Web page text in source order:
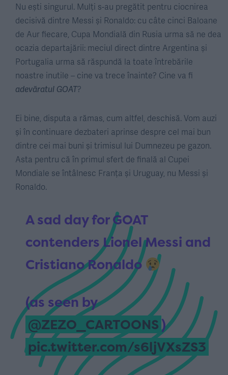
Nu ești singurul. Mulți s-au pregătit pentru ciocnirea
decisivă dintre Messi și Ronaldo: cu câte cinci Baloane
de Aur fiecare, Cupa Mondială din Rusia urma să ne dea
ocazia departajării: meciul direct dintre Argentina și
Portugalia urma să răspundă la toate întrebările
noastre inutile – cine va trece înainte? Cine va fi
adevăratul GOAT?
Ei bine, disputa a rămas, cum altfel, deschisă. Vom auzi
și în continuare dezbateri aprinse despre cel mai bun
dintre cei mai buni și trimisul lui Dumnezeu pe gazon.
Asta pentru că în primul sfert de finală al Cupei
Mondiale se întâlnesc Franța și Uruguay, nu Messi și
Ronaldo.
A sad day for GOAT
contenders Lionel Messi and
Cristiano Ronaldo
(as seen by
@ZEZO_CARTOONS )
pic.twitter.com/s6ljVXsZS3